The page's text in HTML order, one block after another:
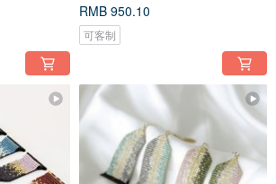
RMB 950.10
可客制